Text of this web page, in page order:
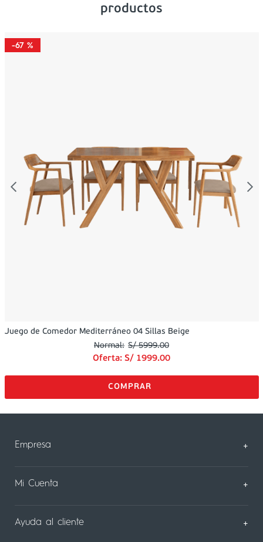
productos
-67 %
Juego de Comedor Mediterráneo 04 Sillas Beige
S/ 5999.00
Oferta: S/ 1999.00
Empresa +
Sobre Nosotros
Mi Cuenta +
Mi Perfil
Ayuda al cliente +